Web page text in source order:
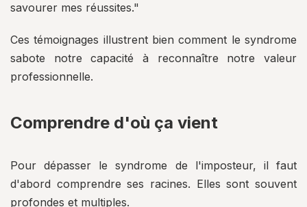
savourer mes réussites."
Ces témoignages illustrent bien comment le syndrome
sabote notre capacité à reconnaître notre valeur
professionnelle.
Comprendre d'où ça vient
Pour dépasser le syndrome de l'imposteur, il faut
d'abord comprendre ses racines. Elles sont souvent
profondes et multiples.